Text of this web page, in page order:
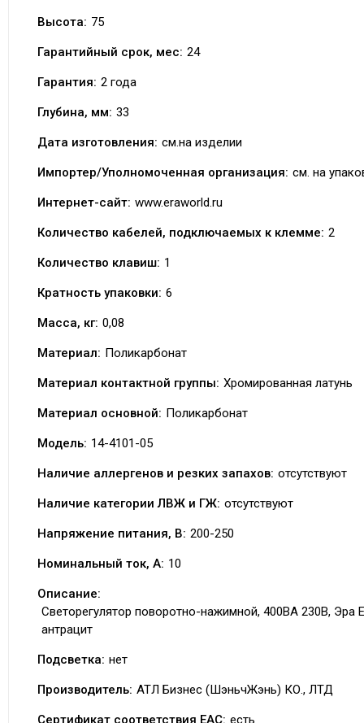
Высота: 75
Гарантийный срок, мес: 24
Гарантия: 2 года
Глубина, мм: 33
Дата изготовления: см.на изделии
Импортер/Уполномоченная организация: см. на
Интернет-сайт: www.eraworld.ru
Количество кабелей, подключаемых к клемме: 2
Количество клавиш: 1
Кратность упаковки: 6
Масса, кг: 0,08
Материал: Поликарбонат
Материал контактной группы: Хромированная латунь
Материал основной: Поликарбонат
Модель: 14-4101-05
Наличие аллергенов и резких запахов: отсутствуют
Наличие категории ЛВЖ и ГЖ: отсутствуют
Напряжение питания, В: 200-250
Номинальный ток, А: 10
Описание:
Светорегулятор поворотно-нажимной, 400ВА 230В, Эра
антрацит
Подсветка: нет
Производитель: АТЛ Бизнес (ШэньчЖэнь) КО., ЛТД
Сертификат соответствия EAC: есть